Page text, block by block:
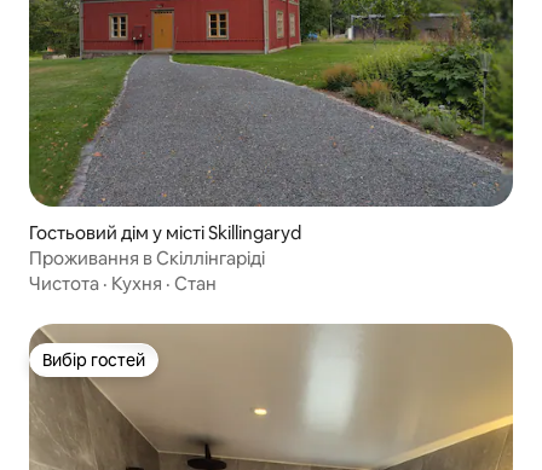
Гостьовий дім у місті Skillingaryd
Проживання в Скіллінгаріді
Чистота · Кухня · Стан
Вибір гостей
Вибір гостей